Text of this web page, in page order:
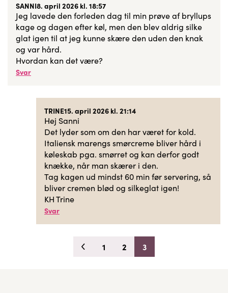
SANNI8. april 2026 kl. 18:57
Jeg lavede den forleden dag til min prøve af bryllups
kage og dagen efter køl, men den blev aldrig silke
glat igen til at jeg kunne skære den uden den knak
og var hård.
Hvordan kan det være?
Svar
TRINE15. april 2026 kl. 21:14
Hej Sanni
Det lyder som om den har været for kold.
Italiensk marengs smørcreme bliver hård i
køleskab pga. smørret og kan derfor godt
knække, når man skærer i den.
Tag kagen ud mindst 60 min før servering, så
bliver cremen blød og silkeglat igen!
KH Trine
Svar
1 2 3